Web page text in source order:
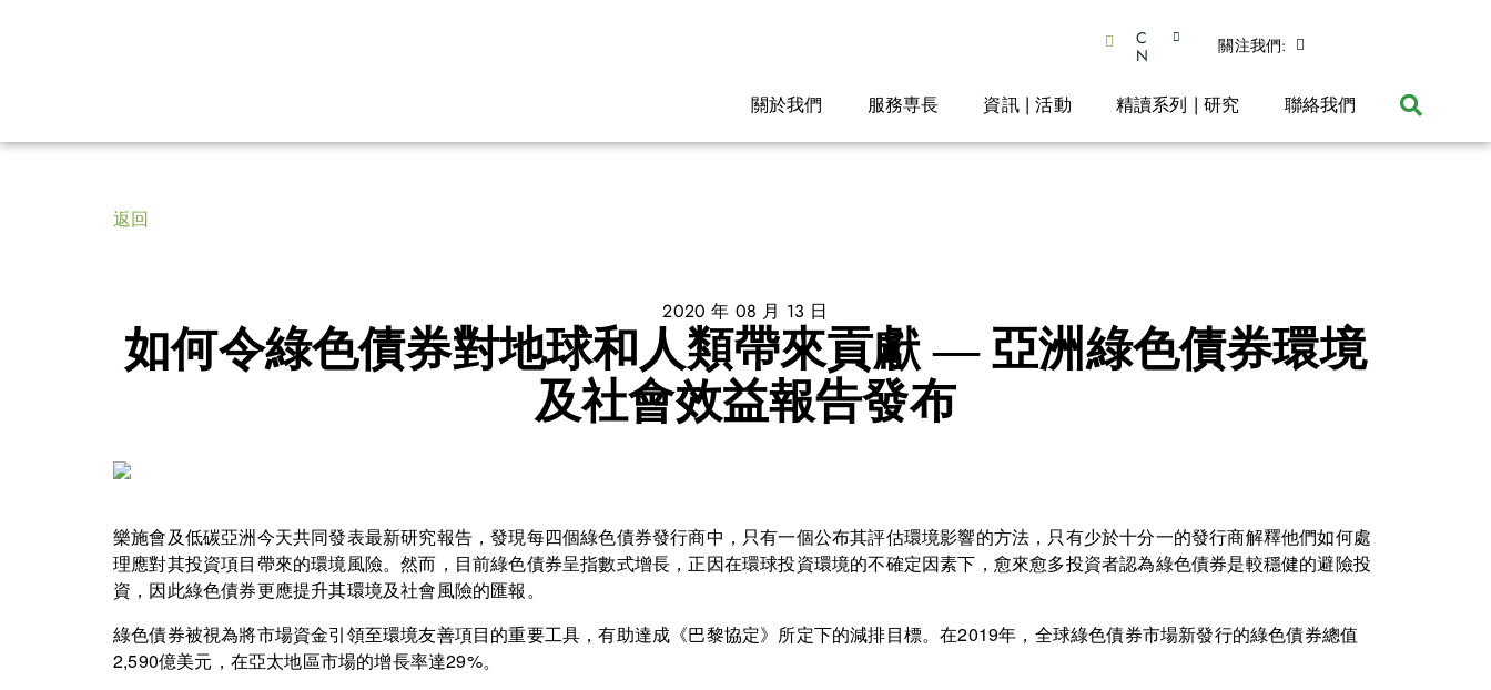
C
N 關注我們:
關於我們 服務専長 資訊 | 活動 精讀系列 | 研究 聯絡我們
返回
2020 年 08 月 13 日
如何令綠色債券對地球和人類帶來貢獻 — 亞洲綠色債券環境
及社會效益報告發布
樂施會及低碳亞洲今天共同發表最新研究報告，發現每四個綠色債券發行商中，只有一個公布其評估環境影響的方法，只有少於十分一的發行商解釋他們如何處
理應對其投資項目帶來的環境風險。然而，目前綠色債券呈指數式增長，正因在環球投資環境的不確定因素下，愈來愈多投資者認為綠色債券是較穩健的避險投
資，因此綠色債券更應提升其環境及社會風險的匯報。
綠色債券被視為將市場資金引領至環境友善項目的重要工具，有助達成《巴黎協定》所定下的減排目標。在2019年，全球綠色債券市場新發行的綠色債券總值
2,590億美元，在亞太地區市場的增長率達29%。